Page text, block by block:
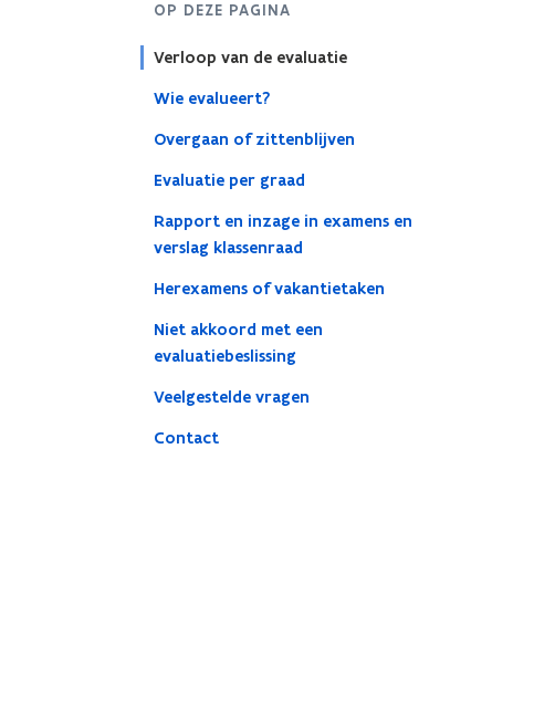
OP DEZE PAGINA
Verloop van de evaluatie
Wie evalueert?
Overgaan of zittenblijven
Evaluatie per graad
Rapport en inzage in examens en
verslag klassenraad
Herexamens of vakantietaken
Niet akkoord met een
evaluatiebeslissing
Veelgestelde vragen
Contact